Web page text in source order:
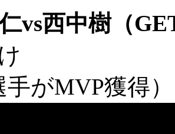
vs西中樹（
手がMVP獲得）